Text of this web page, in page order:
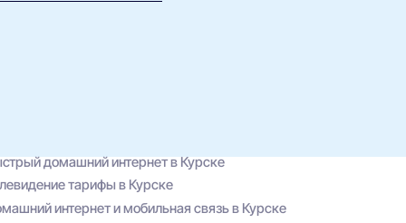
домашний интернет в Курске
тарифы в Курске
интернет и мобильная связь в Курске